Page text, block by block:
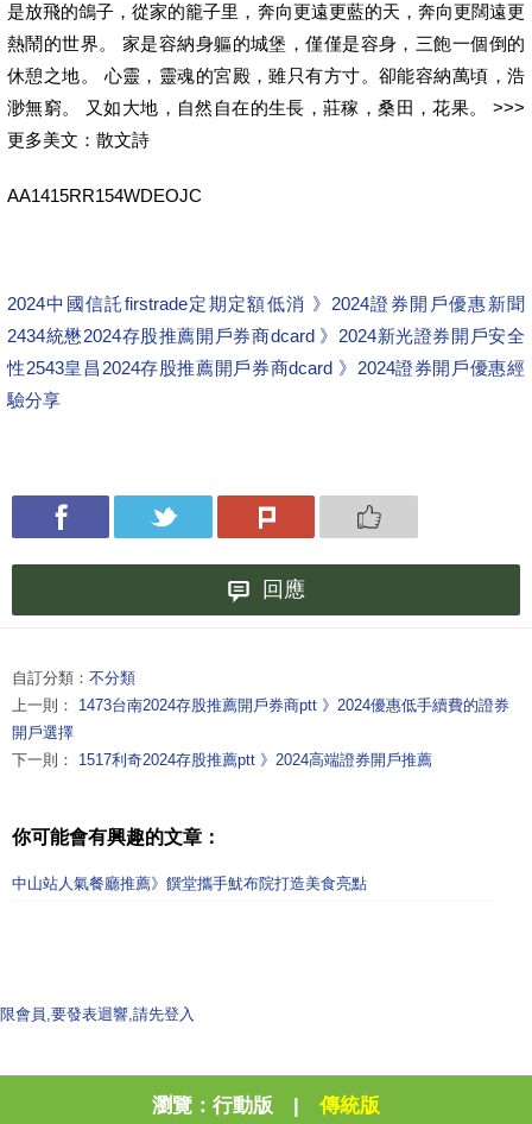
是放飛的鴿子，從家的籠子里，奔向更遠更藍的天，奔向更闊遠更
熱鬧的世界。 家是容納身軀的城堡，僅僅是容身，三飽一個倒的
休憩之地。 心靈，靈魂的宮殿，雖只有方寸。卻能容納萬頃，浩
渺無窮。 又如大地，自然自在的生長，莊稼，桑田，花果。 >>>
更多美文：散文詩
AA1415RR154WDEOJC
2024中國信託firstrade定期定額低消 》2024證券開戶優惠新聞
2434統懋2024存股推薦開戶券商dcard 》2024新光證券開戶安全
性2543皇昌2024存股推薦開戶券商dcard 》2024證券開戶優惠經
驗分享
回應
自訂分類： 不分類
上一則： 1473台南2024存股推薦開戶券商ptt 》2024優惠低手續費的證券
開戶選擇
下一則： 1517利奇2024存股推薦ptt 》2024高端證券開戶推薦
你可能會有興趣的文章：
中山站人氣餐廳推薦》饌堂攜手魷布院打造美食亮點
限會員,要發表迴響,請先登入
瀏覽： 行動版 傳統版